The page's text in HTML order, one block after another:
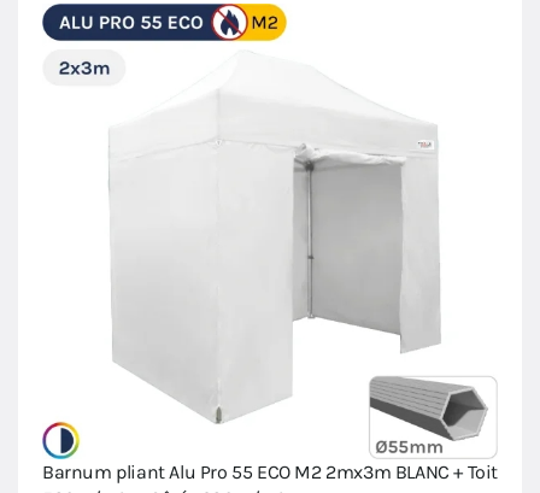
Barnum pliant Alu Pro 55 ECO M2 2mx3m BLANC + Toit